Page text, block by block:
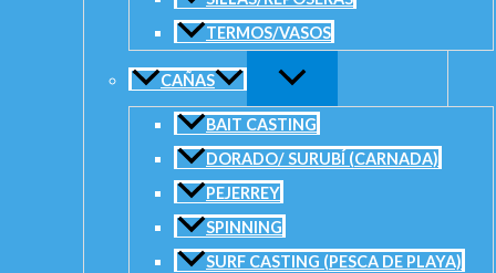
TERMOS/VASOS
CAÑAS
BAIT CASTING
DORADO/ SURUBÍ (CARNADA)
PEJERREY
SPINNING
SURF CASTING (PESCA DE PLAYA)
Copyright © 2026 PESCA DEL PLATA. Powered by
¡No tienes productos en el carrito!